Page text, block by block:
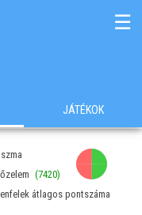
☰
JÁTÉKOK
(7420)
átlagos pontszáma